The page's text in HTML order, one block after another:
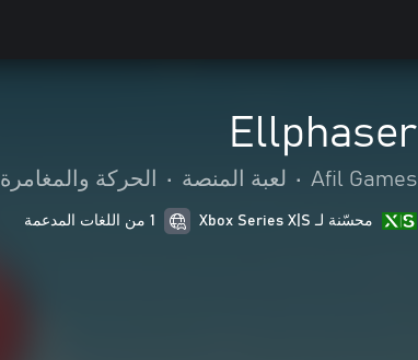
Ellphaser
Afil Games
• لعبة المنصة • الحركة والمغامرة
محسّنة لـ Xbox Series X|S 1 من اللغات المدعمة